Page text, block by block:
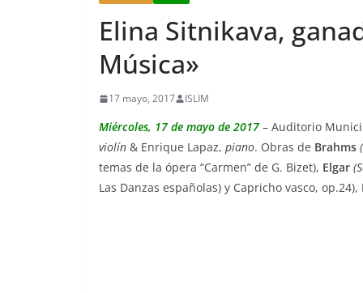
Elina Sitnikava,
Música»
17 mayo, 2017 ISLIM
Miércoles, 17 de mayo de 2017 – Auditorio
violín & Enrique Lapaz, piano. Obras de Brahms
temas de la ópera “Carmen” de G. Bizet), Elgar
Las Danzas españolas) y Capricho vasco, op.24),